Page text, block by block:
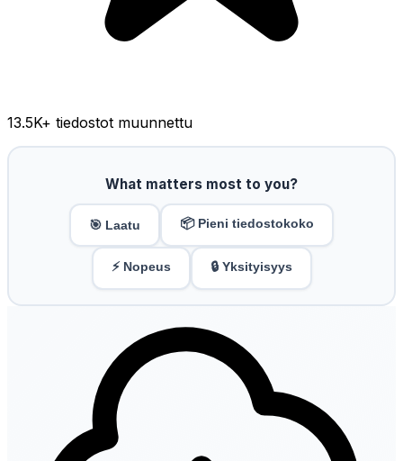
13.5K+ tiedostot muunnettu
What matters most to you?
🎯 Laatu 📦 Pieni tiedostokoko
⚡ Nopeus 🔒 Yksityisyys